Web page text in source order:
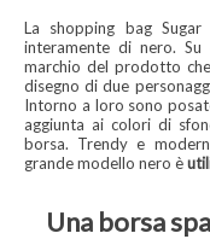
La shopping bag
interamente di nero.
marchio del prodotto
disegno di due
Intorno a loro sono
aggiunta ai colori di
borsa. Trendy e
grande modello nero è
Una borsa